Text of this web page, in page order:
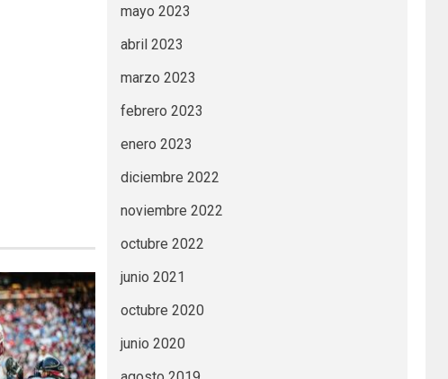
mayo 2023
abril 2023
marzo 2023
febrero 2023
enero 2023
diciembre 2022
noviembre 2022
octubre 2022
junio 2021
octubre 2020
junio 2020